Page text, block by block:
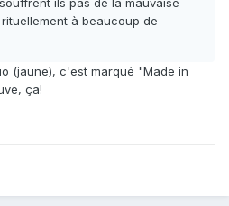
ils pas de la mauvaise
à beaucoup de
(jaune), c'est marqué "Made in
ça!